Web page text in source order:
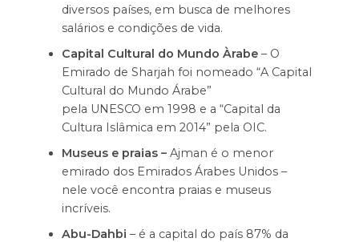
diversos países, em busca de melhores
salários e condições de vida.
Capital Cultural do Mundo Àrabe– O
Emirado de Sharjah foi nomeado “A Capital
Cultural do Mundo Árabe”
pela UNESCO em 1998 e a “Capital da
Cultura Islâmica em 2014” pela OIC.
Museus e praias –Ajman é o menor
emirado dos Emirados Árabes Unidos –
nele você encontra praias e museus
incríveis.
Abu-Dahbi – é a capital do país 87% da